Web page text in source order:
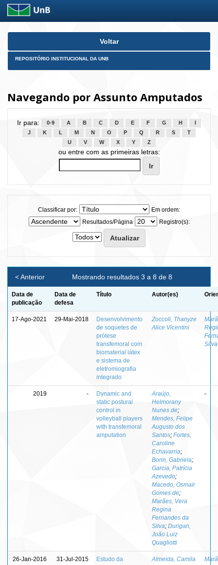
Skip
Voltar
REPOSITÓRIO INSTITUCIONAL DA UNB
Navegando por Assunto Amputados
Ir para: 0-9 A B C D E F G H
J
K L M N O P Q R S
T
U
V W X Y Z
ou entre com as primeiras letras:
Classificar por:
Em ordem:
Resultados/Página
Registro(s):
Mostrando resultados 3 a 8 de 8
< Anterior
Data de
publicação
Data de
defesa
Título Autor(es)
17-Ago-2021 29-Mai-2018
Desenvolvimento
de soquetes de
prótese
transfemoral com
biomaterial látex
e sistema de
eletromiografia
integrado
Zoccoli, Thanyze
Alice Vicentini
Silva
2019 -
Dynamic and
static postural
control in
volleyball players
with transfemoral
amputation
Araújo,
Helmorany
Nunes de;
Mendes, Felipe
Augusto dos
Santos; Fortes,
Caroline
Echavarria;
Borin, Gabriela;
Garcia, Patrícia
Azevedo;
Macedo, Osmair
Gomes de;
Marães, Vera
Regina
Fernandes da
Silva; Durigan,
João Luiz
Quagliotti
-
26-Jan-2016 31-Jul-2015
Estudo da
Almeida, Camila